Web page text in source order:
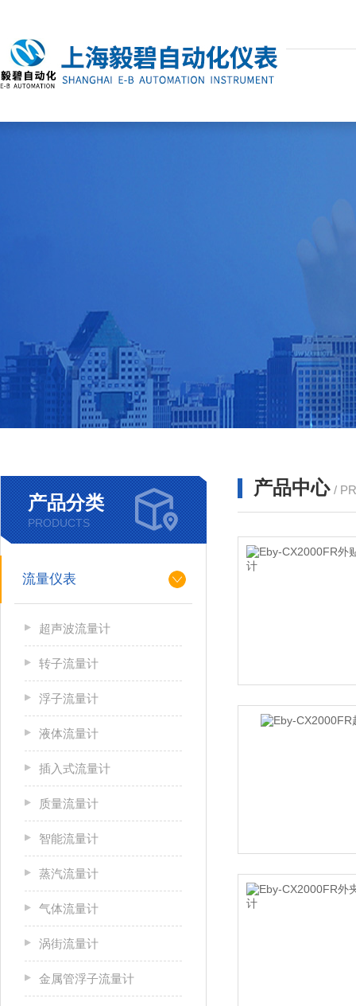
产品分类
PRODUCTS
流量仪表
超声波流量计
转子流量计
浮子流量计
液体流量计
插入式流量计
质量流量计
智能流量计
蒸汽流量计
气体流量计
涡街流量计
金属管浮子流量计
产品中心 /